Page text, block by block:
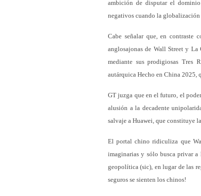
ambición de disputar el
negativos cuando la globalización
Cabe señalar que, en contraste
anglosajonas de Wall Street y
mediante sus prodigiosas Tres
autárquica Hecho en China 2025,
GT juzga que en el futuro, el
alusión a la decadente
salvaje a Huawei, que constituye
El portal chino ridiculiza que
imaginarias y sólo busca privar a
geopolítica (sic), en lugar de las
seguros se sienten los chinos!